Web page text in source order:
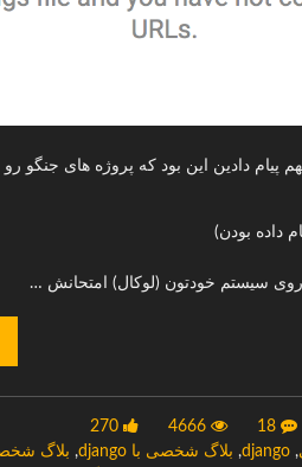
پیام دادین این بود که پروژه های
داده بودن)
روی سیستم خودتون (لوکال) امتحانش …
18
4666
270
,
django
, بلاگ شخصی با django , بلاگ